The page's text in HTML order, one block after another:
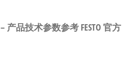
– 产品技术参数参考 FESTO 官方